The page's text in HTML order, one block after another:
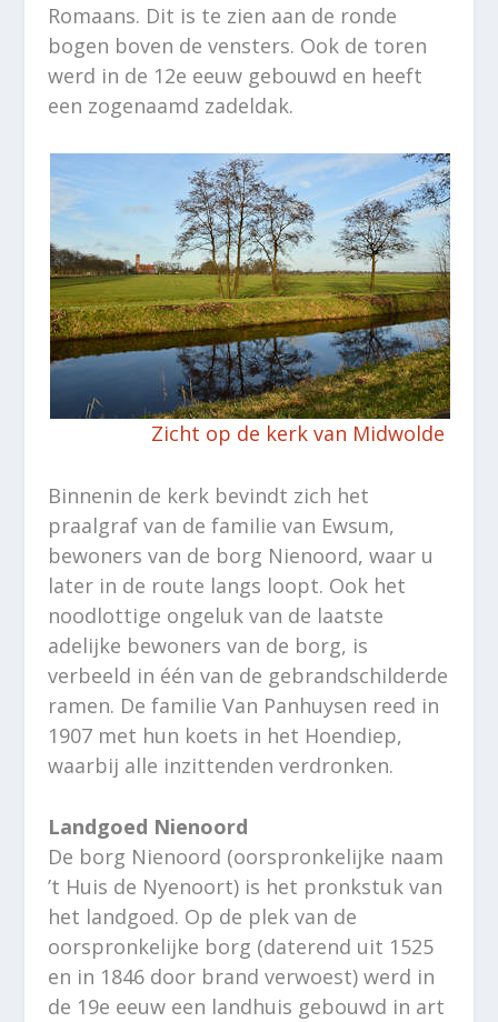
Romaans. Dit is te zien aan de ronde
bogen boven de vensters. Ook de toren
werd in de 12e eeuw gebouwd en heeft
een zogenaamd zadeldak.
Zicht op de kerk van Midwolde
Binnenin de kerk bevindt zich het
praalgraf van de familie van Ewsum,
bewoners van de borg Nienoord, waar u
later in de route langs loopt. Ook het
noodlottige ongeluk van de laatste
adelijke bewoners van de borg, is
verbeeld in één van de gebrandschilderde
ramen. De familie Van Panhuysen reed in
1907 met hun koets in het Hoendiep,
waarbij alle inzittenden verdronken.
Landgoed Nienoord
De borg Nienoord (oorspronkelijke naam
’t Huis de Nyenoort) is het pronkstuk van
het landgoed. Op de plek van de
oorspronkelijke borg (daterend uit 1525
en in 1846 door brand verwoest) werd in
de 19e eeuw een landhuis gebouwd in art